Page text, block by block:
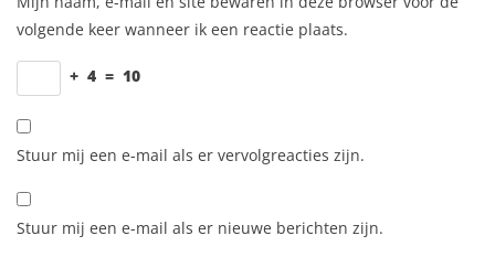
volgende keer wanneer ik een reactie plaats.
+ 4 = 10
Stuur mij een e-mail als er vervolgreacties zijn.
Stuur mij een e-mail als er nieuwe berichten zijn.